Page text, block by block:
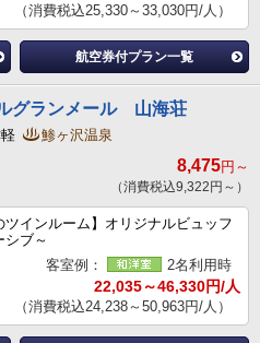
（消費税込25,330～33,030円/人）
航空券付プラン一覧
グランメール 山海荘
鯵ヶ沢温泉
8,475円～
（消費税込9,322円～）
ツインルーム】オリジナルビュッフ
シブ～
客室例：
2名利用時
22,035～46,330円/人
（消費税込24,238～50,963円/人）